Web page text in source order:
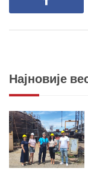
Најновије